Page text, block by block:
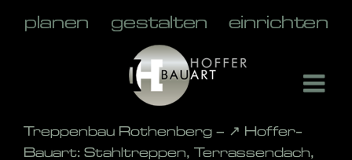
Treppenbau Rothenberg – ↗️ Hoffer-
Bauart: Stahltreppen, Terrassendach,